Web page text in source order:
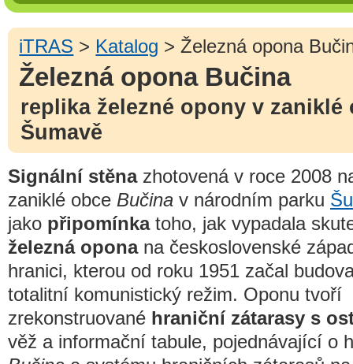
iTRAS > Katalog > Železná opona
Železná opona Bučina
replika železné opony v zaniklé
Šumavě
Signální stěnazhotovená v roce 2008
zaniklé obce Bučina v národním parku
jako připomínkatoho, jak vypadala
železná oponana československé
hranici, kterou od roku 1951 začal
totalitní komunistický režim. Oponu tvoří
zrekonstruované hraniční zátarasy s
věž a informační tabule, pojednávající o